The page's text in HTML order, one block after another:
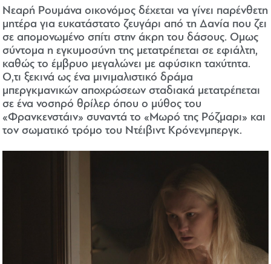
Νεαρή Ρουμάνα οικονόμος δέχεται να γίνει παρένθετη
μητέρα για ευκατάστατο ζευγάρι από τη Δανία που ζει
σε απομονωμένο σπίτι στην άκρη του δάσους. Ομως
σύντομα η εγκυμοσύνη της μετατρέπεται σε εφιάλτη,
καθώς το έμβρυο μεγαλώνει με αφύσικη ταχύτητα.
Ο,τι ξεκινά ως ένα μινιμαλιστικό δράμα
μπεργκμανικών αποχρώσεων σταδιακά μετατρέπεται
σε ένα νοσηρό θρίλερ όπου ο μύθος του
«Φρανκενστάιν» συναντά το «Μωρό της Ρόζμαρι» και
τον σωματικό τρόμο του Ντέιβιντ Κρόνενμπεργκ.